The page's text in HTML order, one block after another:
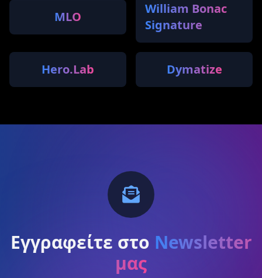
MLO
William Bonac
Signature
Hero.Lab Dymatize
Εγγραφείτε στο Newsletter
μας